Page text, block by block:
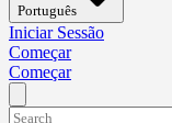
Português
Iniciar Sessão
Começar
Começar